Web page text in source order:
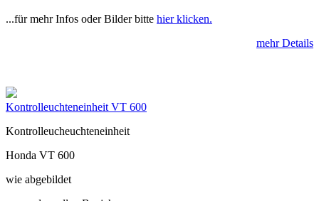
...für mehr Infos oder Bilder bitte hier klicken.
mehr Details
Kontrolleuchteneinheit VT 600
Kontrolleucheuchteneinheit
Honda VT 600
wie abgebildet